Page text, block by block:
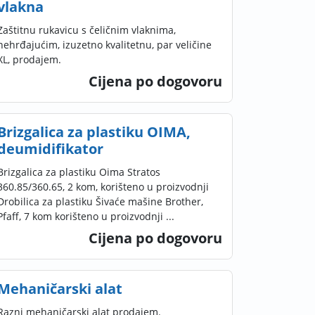
rukavicu s čeličnim vlaknima,
izuzetno kvalitetnu, par veličine
prodajem.
Cijena po dogovoru
za plastiku OIMA,
za plastiku Oima Stratos
360.65, 2 kom, korišteno u proizvodnji
za plastiku Šivaće mašine Brother,
7 kom korišteno u proizvodnji ...
Cijena po dogovoru
alat
mehaničarski alat prodajem.